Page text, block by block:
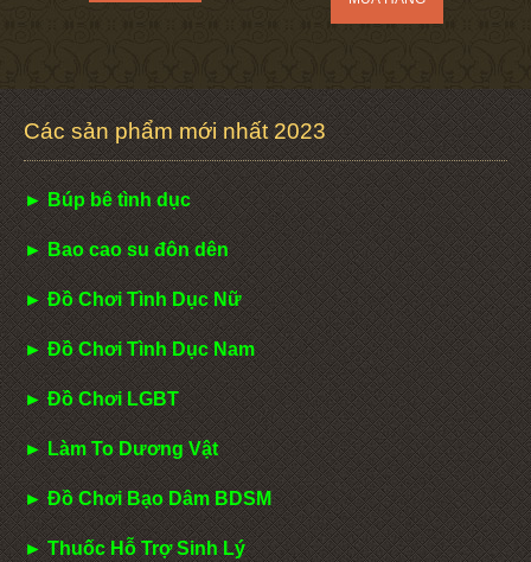
Các sản phẩm mới nhất 2023
► Búp bê tình dục
► Bao cao su đôn dên
► Đồ Chơi Tình Dục Nữ
► Đồ Chơi Tình Dục Nam
► Đồ Chơi LGBT
► Làm To Dương Vật
► Đồ Chơi Bạo Dâm BDSM
► Thuốc Hỗ Trợ Sinh Lý